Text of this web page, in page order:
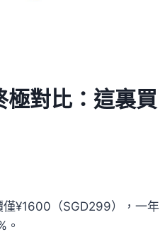
對比：這裏買
¥1600（SGD299），一年
。